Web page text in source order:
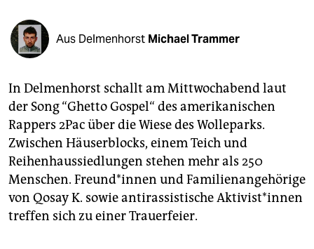
shop
fragen & hilfe
unterstützen
abo
genossenschaft
epaper login
Aus Delmenhorst Michael Trammer
In Delmenhorst schallt am Mittwochabend laut
der Song “Ghetto Gospel“ des amerikanischen
Rappers 2Pac über die Wiese des Wolleparks.
Zwischen Häuserblocks, einem Teich und
Reihenhaussiedlungen stehen mehr als 250
Menschen. Freun­d*in­nen und Familienangehörige
von Qosay K. sowie antirassistische Ak­ti­vis­t*in­nen
treffen sich zu einer Trauerfeier.